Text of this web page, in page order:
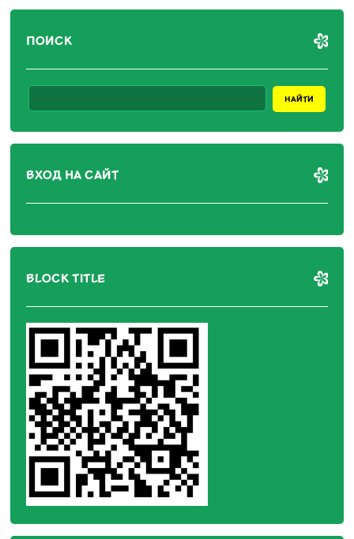
ПОИСК
ВХОД НА САЙТ
BLOCK TITLE